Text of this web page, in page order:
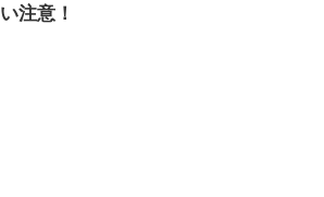
い注意！